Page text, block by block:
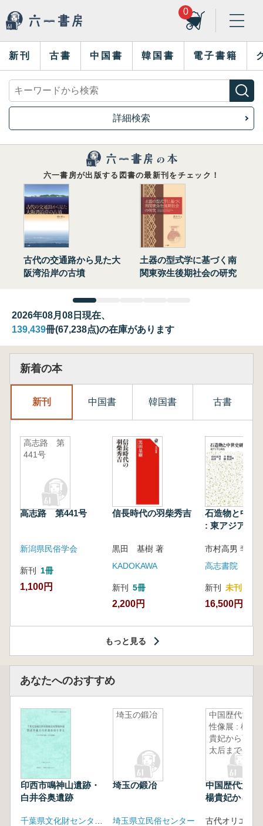
0
新刊 古書 中国書 韓国書 電子書籍
詳細検索
六一書房が出版する図書の最新刊をチェック！
古代の交通路から見た大
阪湾沿岸の古墳
土器の型式学に基づく南
関東弥生後期社会の研究
2026年08月08日現在、
139,439冊(67,238点)の在庫があります
新着の本
新刊 中国書 韓国書 古書
高志路 第
441号
高志路 第441号
新潟県民俗学会
新刊 1冊
1,100円
信長時代の羽柴秀吉
黒田 基樹 著
KADOKAWA
新刊 5冊
2,200円
石造物と中世
: 東アジアと
高志書院
新刊 未刊
16,500円
もっと見る
あなたへのおすすめ
印西市鳴神山遺跡・
白井谷奥遺跡
埼玉の鍛冶
埼玉の鍛冶
埼玉県立民俗センター
中国歴代女
性像展 : 楊
貴妃から西
太后まで
中国歴代女性
楊貴妃から西